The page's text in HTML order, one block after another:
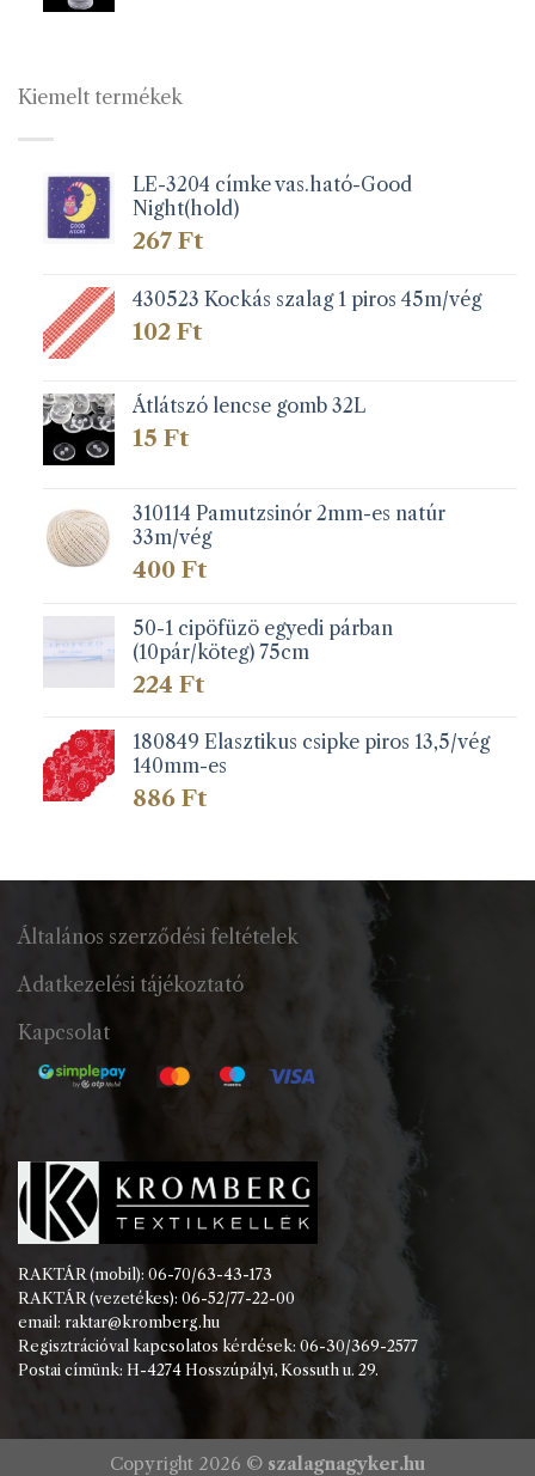
Kiemelt termékek
LE-3204 címke vas.ható-Good
Night(hold)
267 Ft
430523 Kockás szalag 1 piros 45m/vég
102 Ft
Átlátszó lencse gomb 32L
15 Ft
310114 Pamutzsinór 2mm-es natúr
33m/vég
400 Ft
50-1 cipöfüzö egyedi párban
(10pár/köteg) 75cm
224 Ft
180849 Elasztikus csipke piros 13,5/vég
140mm-es
886 Ft
Általános szerződési feltételek
Adatkezelési tájékoztató
Kapcsolat
RAKTÁR (mobil): 06-70/63-43-173
RAKTÁR (vezetékes): 06-52/77-22-00
email: raktar@kromberg.hu
Regisztrációval kapcsolatos kérdések: 06-30/369-2577
Postai címünk: H-4274 Hosszúpályi, Kossuth u. 29.
Copyright 2026 © szalagnagyker.hu